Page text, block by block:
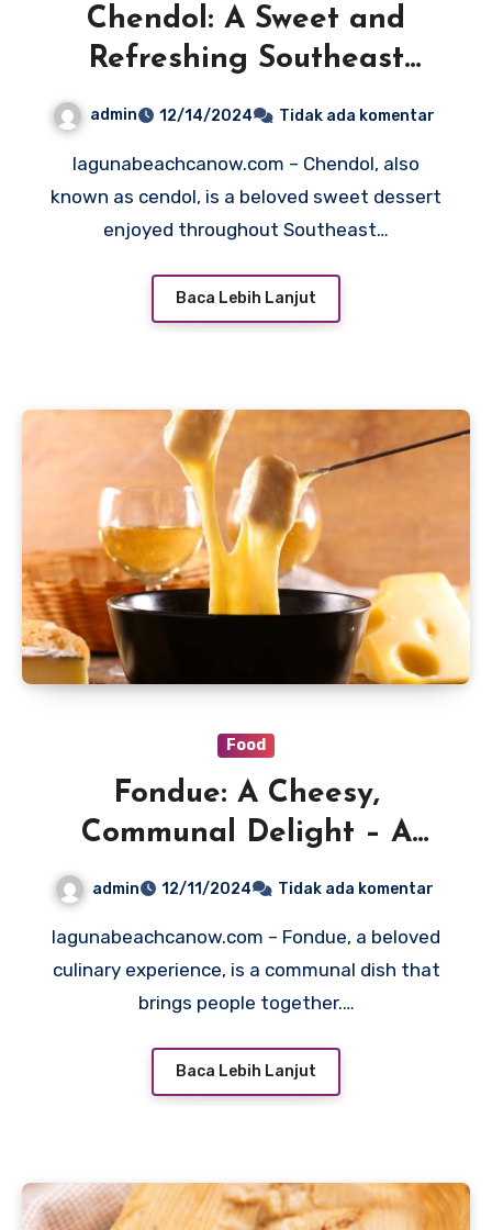
Chendol: A Sweet and
Refreshing Southeast
admin 12/14/2024 Tidak ada komentar
lagunabeachcanow.com – Chendol, also
known as cendol, is a beloved sweet dessert
enjoyed throughout Southeast…
Baca Lebih Lanjut
Food
Fondue: A Cheesy,
Communal Delight – A
admin 12/11/2024 Tidak ada komentar
lagunabeachcanow.com – Fondue, a beloved
culinary experience, is a communal dish that
brings people together.…
Baca Lebih Lanjut